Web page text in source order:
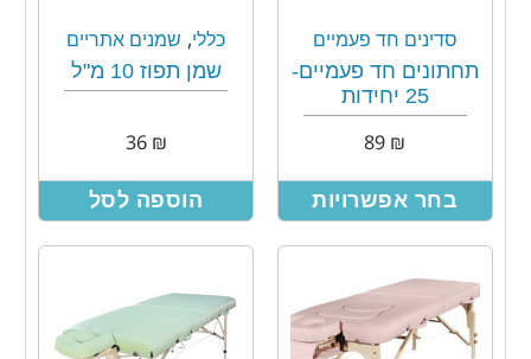
סדינים חד פעמיים
תחתונים חד פעמיים-
25 יחידות
₪
בחר אפשרויות
כללי, שמנים אתריים
שמן תפוז 10 מ"ל
₪
36
הוספה לסל